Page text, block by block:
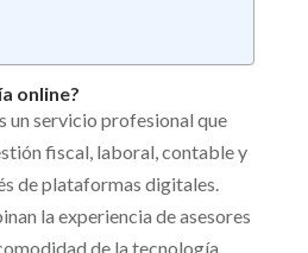
online?
un servicio profesional que
fiscal, laboral, contable y
de plataformas digitales.
la experiencia de asesores
de la tecnología